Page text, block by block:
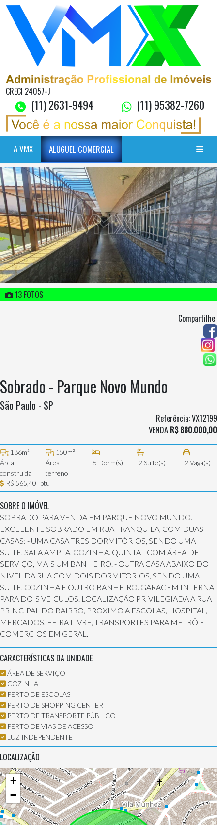
CRECI 24057-J
(11) 2631-9494 (11) 95382-7260
A VMX ALUGUEL COMERCIAL
13 FOTOS
Compartilhe
Sobrado - Parque Novo Mundo
São Paulo - SP
Referência: VX12199
VENDA R$ 880.000,00
186m²
Área
construída
150m²
Área
terreno
5 Dorm(s) 2 Suíte(s) 2 Vaga(s)
R$ 565,40 Iptu
SOBRE O IMÓVEL
SOBRADO PARA VENDA EM PARQUE NOVO MUNDO.
EXCELENTE SOBRADO EM RUA TRANQUILA, COM DUAS
CASAS: - UMA CASA TRES DORMITÓRIOS, SENDO UMA
SUITE, SALA AMPLA, COZINHA. QUINTAL COM ÁREA DE
SERVIÇO, MAIS UM BANHEIRO. - OUTRA CASA ABAIXO DO
NIVEL DA RUA COM DOIS DORMITORIOS, SENDO UMA
SUITE, COZINHA E OUTRO BANHEIRO. GARAGEM INTERNA
PARA DOIS VEICULOS. LOCALIZAÇÃO PRIVILEGIADA A RUA
PRINCIPAL DO BAIRRO, PROXIMO A ESCOLAS, HOSPITAL,
MERCADOS, FEIRA LIVRE, TRANSPORTES PARA METRÔ E
COMERCIOS EM GERAL.
CARACTERÍSTICAS DA UNIDADE
ÁREA DE SERVIÇO
COZINHA
PERTO DE ESCOLAS
PERTO DE SHOPPING CENTER
PERTO DE TRANSPORTE PÚBLICO
PERTO DE VIAS DE ACESSO
LUZ INDEPENDENTE
LOCALIZAÇÃO
+
−